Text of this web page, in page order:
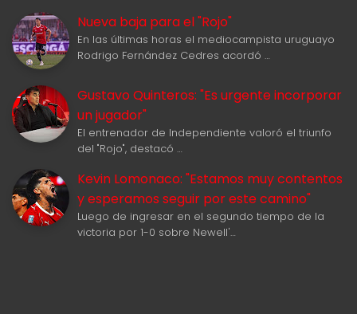
Nueva baja para el "Rojo"
En las últimas horas el mediocampista uruguayo
Rodrigo Fernández Cedres acordó …
Gustavo Quinteros: "Es urgente incorporar
un jugador"
El entrenador de Independiente valoró el triunfo
del "Rojo", destacó …
Kevin Lomonaco: "Estamos muy contentos
y esperamos seguir por este camino"
Luego de ingresar en el segundo tiempo de la
victoria por 1-0 sobre Newell'…